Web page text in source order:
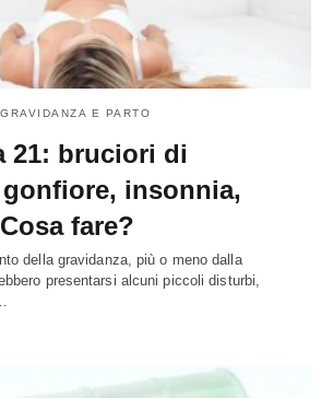
E PARTO
21: bruciori di
insonnia,
fare?
della gravidanza, più o meno dalla
presentarsi alcuni piccoli disturbi,